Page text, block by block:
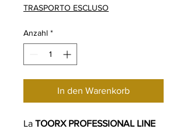
TRASPORTO ESCLUSO
Anzahl *
In den Warenkorb
La TOORX PROFESSIONAL LINE